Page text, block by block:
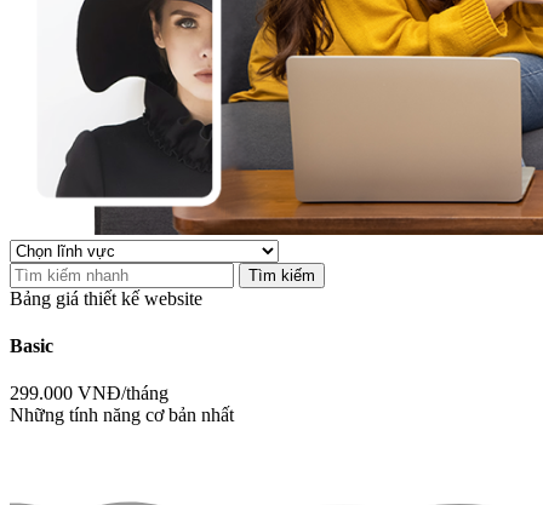
Tìm kiếm
Bảng giá thiết kế website
Basic
299.000 VNĐ/tháng
Những tính năng cơ bản nhất